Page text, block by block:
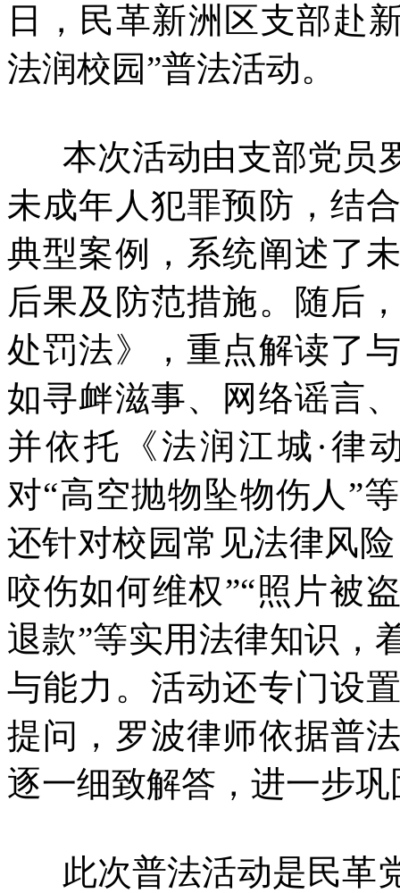
日，民革新洲区支部赴
法润校园”普法活动。
本次活动由支部党员
未成年人犯罪预防，结
典型案例，系统阐述了
后果及防范措施。随后
处罚法》，重点解读了
如寻衅滋事、网络谣言
并依托《法润江城·律
对“高空抛物坠物伤人”
还针对校园常见法律风
咬伤如何维权”“照片被
退款”等实用法律知识，
与能力。活动还专门设
提问，罗波律师依据普
逐一细致解答，进一步
此次普法活动是民革